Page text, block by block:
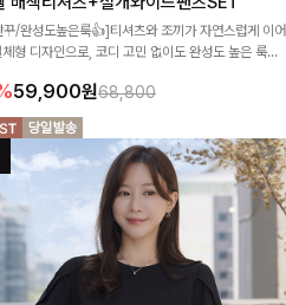
꾸/완성도높은룩👍]티셔츠와 조끼가 자연스럽게 이어
형 디자인으로, 코디 고민 없이도 완성도 높은 룩을
여유롭고 세련된 실루엣으로 데일리하게 즐기기 좋
템이랍니다:)
59,900원68,800